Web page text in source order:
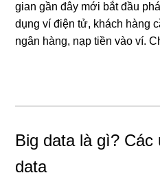
gian gần đây mới bắt đầu
dụng ví điện tử, khách hàng
ngân hàng, nạp tiền vào ví.
Big data là gì?
data